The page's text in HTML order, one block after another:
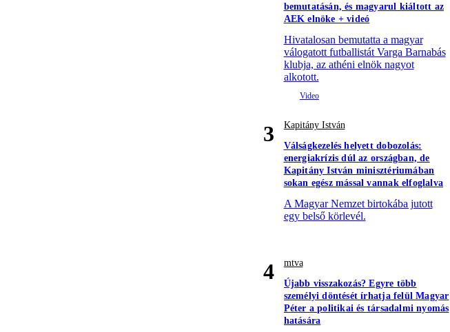
bemutatásán, és magyarul kiáltott az
AEK elnöke + videó
Hivatalosan bemutatta a magyar
válogatott futballistát Varga Barnabás
klubja, az athéni elnök nagyot
alkotott.
3
Kapitány István
Válságkezelés helyett dobozolás:
energiakrízis dúl az országban, de
Kapitány István minisztériumában
sokan egész mással vannak elfoglalva
A Magyar Nemzet birtokába jutott
egy belső körlevél.
4
mtva
Újabb visszakozás? Egyre több
személyi döntését írhatja felül Magyar
Péter a politikai és társadalmi nyomás
hatására